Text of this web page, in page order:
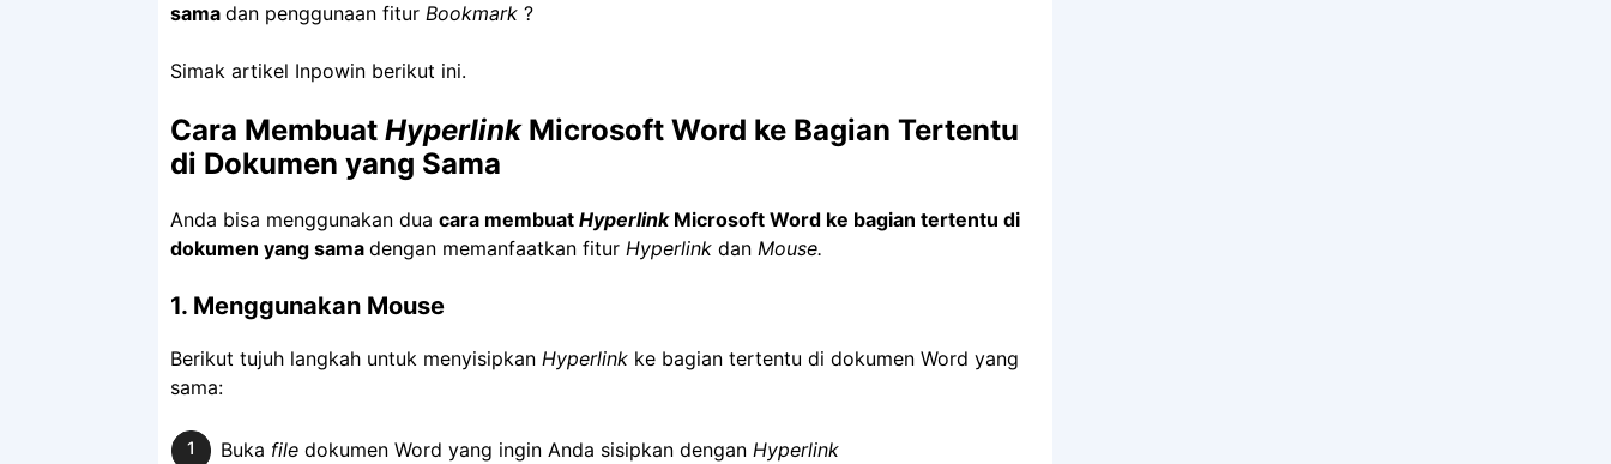
sama dan penggunaan fitur Bookmark ?
Simak artikel Inpowin berikut ini.
Cara Membuat HyperlinkMicrosoft Word ke Bagian Tertentu
di Dokumen yang Sama
Anda bisa menggunakan dua cara membuat HyperlinkMicrosoft Word ke bagian tertentu di
dokumen yang sama dengan memanfaatkan fitur Hyperlink dan Mouse.
1. Menggunakan Mouse
Berikut tujuh langkah untuk menyisipkan Hyperlink ke bagian tertentu di dokumen Word yang
sama:
Buka filedokumen Word yang ingin Anda sisipkan denganHyperlink